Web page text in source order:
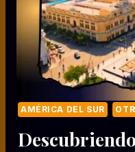
H
A
W
Á
I
:
X
E
AMÉRICA DEL SUR